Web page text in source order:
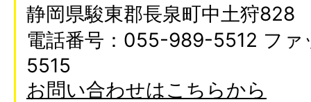
静岡県駿東郡長泉町中土狩828
電話番号：055-989-5512 フ
5515
お問い合わせはこちらから